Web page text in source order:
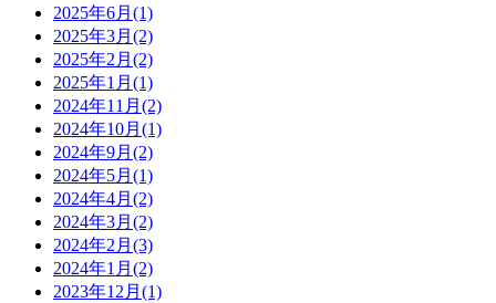
2025年6月 (1)
2025年3月 (2)
2025年2月 (2)
2025年1月 (1)
2024年11月 (2)
2024年10月 (1)
2024年9月 (2)
2024年5月 (1)
2024年4月 (2)
2024年3月 (2)
2024年2月 (3)
2024年1月 (2)
2023年12月 (1)